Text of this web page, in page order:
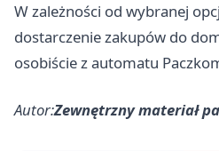
W zależności od wybranej
dostarczenie zakupów do
osobiście z automatu
Autor:Zewnętrzny materiał